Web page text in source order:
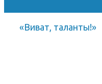
«Виват, таланты!»